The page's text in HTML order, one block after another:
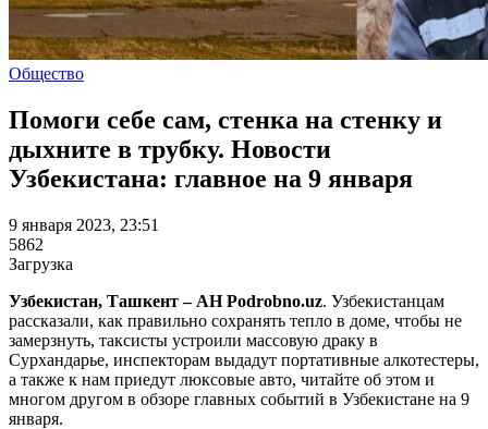
Общество
Помоги себе сам, стенка на стенку и
дыхните в трубку. Новости
Узбекистана: главное на 9 января
9 января 2023, 23:51
5862
Загрузка
Узбекистан, Ташкент – АН Podrobno.uz. Узбекистанцам
рассказали, как правильно сохранять тепло в доме, чтобы не
замерзнуть, таксисты устроили массовую драку в
Сурхандарье, инспекторам выдадут портативные алкотестеры,
а также к нам приедут люксовые авто, читайте об этом и
многом другом в обзоре главных событий в Узбекистане на 9
января.